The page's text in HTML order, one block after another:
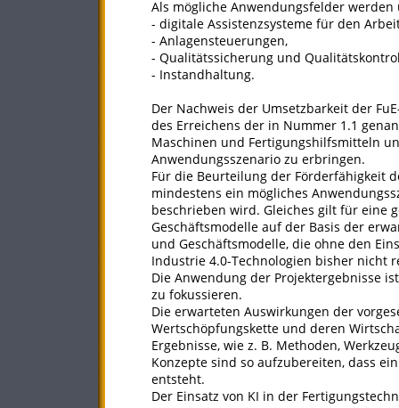
Als mögliche Anwendungsfelder
- digitale Assistenzsysteme für den
- Anlagensteuerungen,
- Qualitätssicherung und
- Instandhaltung.
Der Nachweis der Umsetzbarkeit der
des Erreichens der in Nummer 1.1
Maschinen und Fertigungshilfsmitteln
Anwendungsszenario zu erbringen.
Für die Beurteilung der Förderfähigkeit
mindestens ein mögliches
beschrieben wird. Gleiches gilt für eine
Geschäftsmodelle auf der Basis der
und Geschäftsmodelle, die ohne den
Industrie 4.0-Technologien bisher nicht
Die Anwendung der Projektergebnisse
zu fokussieren.
Die erwarteten Auswirkungen der
Wertschöpfungskette und deren
Ergebnisse, wie z. B. Methoden,
Konzepte sind so aufzubereiten, dass
entsteht.
Der Einsatz von KI in der